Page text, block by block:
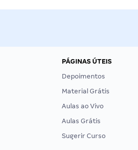
PÁGINAS ÚTEIS
Depoimentos
Material Grátis
Aulas ao Vivo
Aulas Grátis
Sugerir Curso